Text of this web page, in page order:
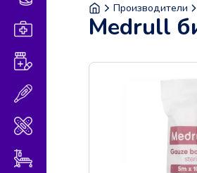
Витамины и БАДы
Производители
Medrull